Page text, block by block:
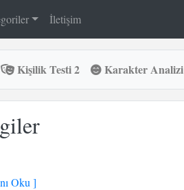
İletişim
Kişilik Testi 2 Karakter Analizi
Oku ]